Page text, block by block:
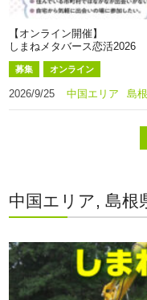
【オンライン開催】
しまねメタバース恋活2026
募集 オンライン
2026/9/25 中国エリア 島
中国エリア, 島根